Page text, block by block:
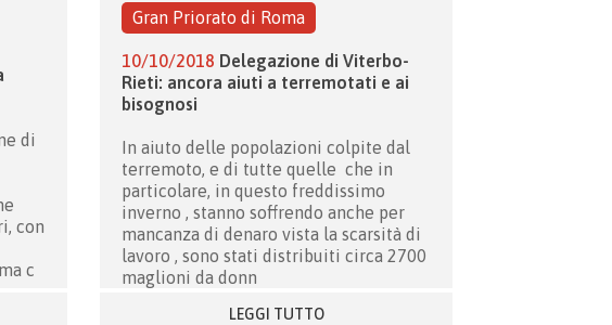
di
con
c
Gran Priorato di Roma
10/10/2018 Delegazione di Viterbo-
Rieti: ancora aiuti a terremotati e ai
bisognosi
In aiuto delle popolazioni colpite dal
terremoto, e di tutte quelle che in
particolare, in questo freddissimo
inverno , stanno soffrendo anche per
mancanza di denaro vista la scarsità di
lavoro , sono stati distribuiti circa 2700
maglioni da donn
LEGGI TUTTO